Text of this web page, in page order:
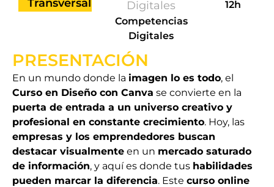
Transversal
Digitales
Competencias
Digitales
12h
PRESENTACIÓN
En un mundo donde la imagen lo es todo, el
Curso en Diseño con Canva se convierte en la
puerta de entrada a un universo creativo y
profesional en constante crecimiento. Hoy, las
empresas y los emprendedores buscan
destacar visualmente en un mercado saturado
de información, y aquí es donde tus habilidades
pueden marcar la diferencia. Este curso online